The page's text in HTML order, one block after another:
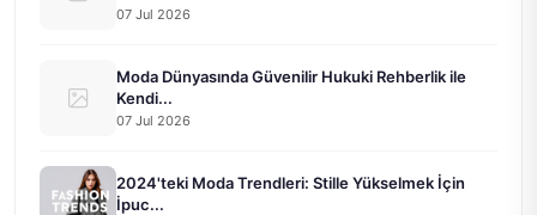
07 Jul 2026
Moda Dünyasında Güvenilir Hukuki Rehberlik ile
Kendi...
07 Jul 2026
2024'teki Moda Trendleri: Stille Yükselmek İçin
İpuc...